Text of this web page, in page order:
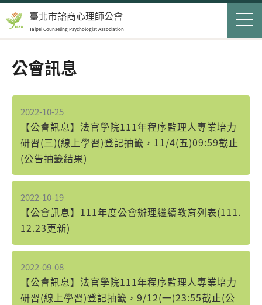
最新消息
會員服務
民眾服務
聯絡我們
搜尋表單
搜尋
Jump to Navigation
Jump to Main content
公會訊息
2022-10-25
【公會訊息】法官學院111年程序監理人專業培力
研習(三)(線上學習)登記抽籤，11/4(五)09:59截止
(公告抽籤結果)
2022-10-19
【公會訊息】111年度公會辦理繼續教育列表(111.
12.23更新)
2022-09-08
【公會訊息】法官學院111年程序監理人專業培力
研習(線上學習)登記抽籤，9/12(一)23:55截止(公
臺北市諮商心理師公會
Taipei Counseling Psychologist Association